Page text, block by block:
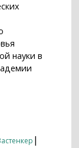
науки в
|